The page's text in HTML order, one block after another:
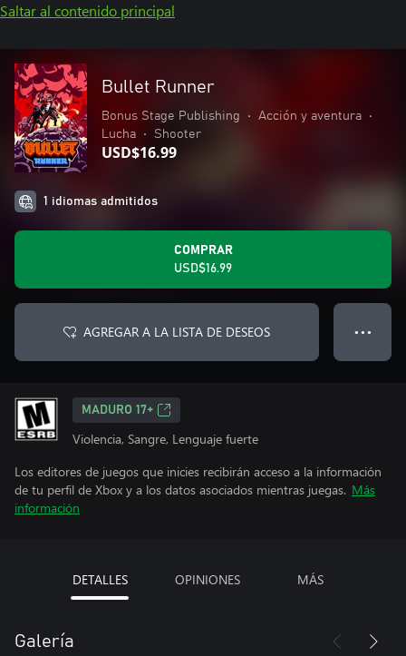
Saltar al contenido principal
Bullet Runner
Bonus Stage Publishing • Acción y aventura
•
Lucha
• Shooter
USD$16.99
1 idiomas admitidos
COMPRAR
USD$16.99
AGREGAR A LA LISTA DE DESEOS ● ● ●
MADURO 17+
Violencia, Sangre, Lenguaje fuerte
Los editores de juegos que inicies recibirán acceso a la información
de tu perfil de Xbox y a los datos asociados mientras juegas. Más
información
DETALLES OPINIONES MÁS
Galería